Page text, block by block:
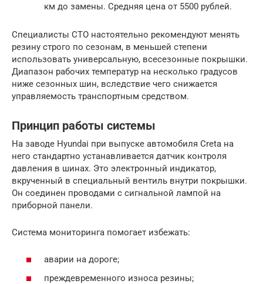
км до замены. Средняя цена от 5500 рублей.
Специалисты СТО настоятельно рекомендуют менять
резину строго по сезонам, в меньшей степени
использовать универсальную, всесезонные покрышки.
Диапазон рабочих температур на несколько градусов
ниже сезонных шин, вследствие чего снижается
управляемость транспортным средством.
Принцип работы системы
На заводе Hyundai при выпуске автомобиля Creta на
него стандартно устанавливается датчик контроля
давления в шинах. Это электронный индикатор,
вкрученный в специальный вентиль внутри покрышки.
Он соединен проводами с сигнальной лампой на
приборной панели.
Система мониторинга помогает избежать:
аварии на дороге;
преждевременного износа резины;